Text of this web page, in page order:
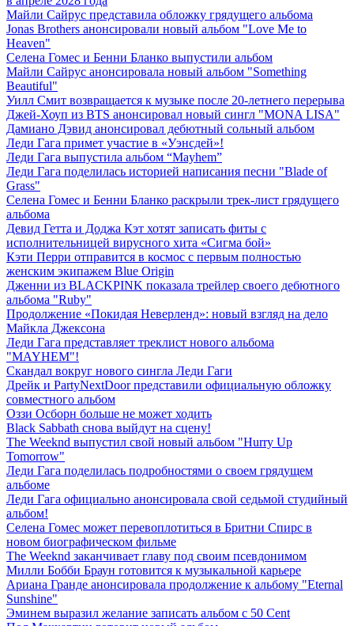
Майли Сайрус представила обложку грядущего альбома
Jonas Brothers анонсировали новый альбом "Love Me to
Heaven"
Селена Гомес и Бенни Бланко выпустили альбом
Майли Сайрус анонсировала новый альбом "Something
Beautiful"
Уилл Смит возвращается к музыке после 20-летнего перерыва
Джей-Хоуп из BTS анонсировал новый сингл "MONA LISA"
Дамиано Дэвид анонсировал дебютный сольный альбом
Леди Гага примет участие в «Уэнсдей»!
Леди Гага выпустила альбом “Mayhem”
Леди Гага поделилась историей написания песни "Blade of
Grass"
Селена Гомес и Бенни Бланко раскрыли трек-лист грядущего
альбома
Девид Гетта и Доджа Кэт хотят записать фиты с
исполнительницей вирусного хита «Сигма бой»
Кэти Перри отправится в космос с первым полностью
женским экипажем Blue Origin
Дженни из BLACKPINK показала трейлер своего дебютного
альбома "Ruby"
Продолжение «Покидая Неверленд»: новый взгляд на дело
Майкла Джексона
Леди Гага представляет треклист нового альбома
"MAYHEM"!
Скандал вокруг нового сингла Леди Гаги
Дрейк и PartyNextDoor представили официальную обложку
совместного альбом
Оззи Осборн больше не может ходить
Black Sabbath снова выйдут на сцену!
The Weeknd выпустил свой новый альбом "Hurry Up
Tomorrow"
Леди Гага поделилась подробностями о своем грядущем
альбоме
Леди Гага официально анонсировала свой седьмой студийный
альбом!
Селена Гомес может перевоплотиться в Бритни Спирс в
новом биографическом фильме
The Weeknd заканчивает главу под своим псевдонимом
Милли Бобби Браун готовится к музыкальной карьере
Ариана Гранде анонсировала продолжение к альбому "Eternal
Sunshine"
Эминем выразил желание записать альбом с 50 Cent